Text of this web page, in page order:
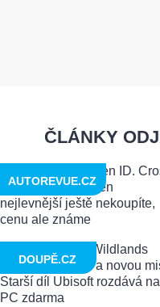
ČLÁNKY
AUTOREVUE.CZ
DOUPĚ.CZ